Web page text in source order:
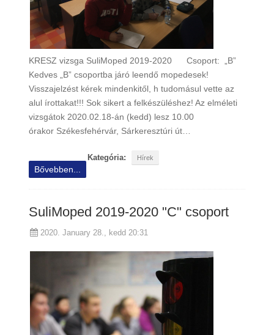
KRESZ vizsga SuliMoped 2019-2020 Csoport: „B”
Kedves „B” csoportba járó leendő mopedesek!
Visszajelzést kérek mindenkitől, h tudomásul vette az
alul írottakat!!! Sok sikert a felkészüléshez! Az elméleti
vizsgátok 2020.02.18-án (kedd) lesz 10.00
órakor Székesfehérvár, Sárkeresztúri út…
Kategória: Hírek
Bővebben...
SuliMoped 2019-2020 "C" csoport
2020. January 28., kedd 20:31